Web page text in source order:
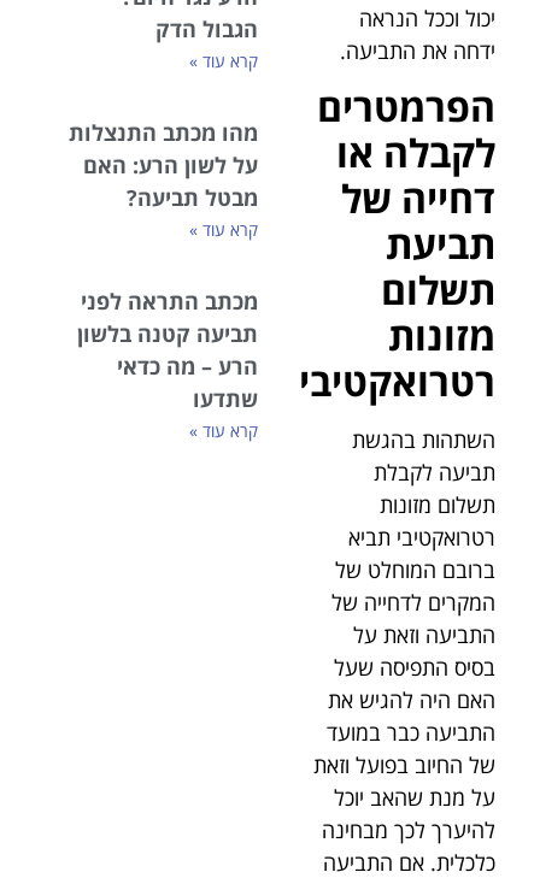
יכול וככל הנראה
ידחה את התביעה.
הפרמטרים
לקבלה או
דחייה של
תביעת
תשלום
מזונות
רטרואקטיבי
השתהות בהגשת
תביעה לקבלת
תשלום מזונות
רטרואקטיבי תביא
ברובם המוחלט של
המקרים לדחייה של
התביעה וזאת על
בסיס התפיסה שעל
האם היה להגיש את
התביעה כבר במועד
של החיוב בפועל וזאת
על מנת שהאב יוכל
להיערך לכך מבחינה
כלכלית. אם התביעה
הגבול הדק
קרא עוד »
מהו מכתב התנצלות
על לשון הרע: האם
מבטל תביעה?
קרא עוד »
מכתב התראה לפני
תביעה קטנה בלשון
הרע – מה כדאי
שתדעו
קרא עוד »